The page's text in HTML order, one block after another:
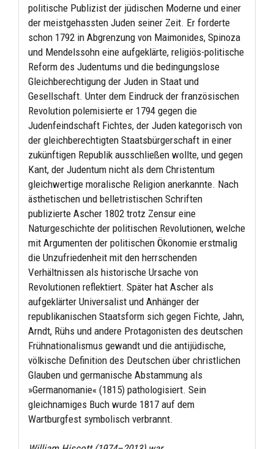
politische Publizist der jüdischen Moderne und einer
der meistgehassten Juden seiner Zeit. Er forderte
schon 1792 in Abgrenzung von Maimonides, Spinoza
und Mendelssohn eine aufgeklärte, religiös-politische
Reform des Judentums und die bedingungslose
Gleichberechtigung der Juden in Staat und
Gesellschaft. Unter dem Eindruck der französischen
Revolution polemisierte er 1794 gegen die
Judenfeindschaft Fichtes, der Juden kategorisch von
der gleichberechtigten Staatsbürgerschaft in einer
zukünftigen Republik ausschließen wollte, und gegen
Kant, der Judentum nicht als dem Christentum
gleichwertige moralische Religion anerkannte. Nach
ästhetischen und belletristischen Schriften
publizierte Ascher 1802 trotz Zensur eine
Naturgeschichte der politischen Revolutionen, welche
mit Argumenten der politischen Ökonomie erstmalig
die Unzufriedenheit mit den herrschenden
Verhältnissen als historische Ursache von
Revolutionen reflektiert. Später hat Ascher als
aufgeklärter Universalist und Anhänger der
republikanischen Staatsform sich gegen Fichte, Jahn,
Arndt, Rühs und andere Protagonisten des deutschen
Frühnationalismus gewandt und die antijüdische,
völkische Definition des Deutschen über christlichen
Glauben und germanische Abstammung als
»Germanomanie« (1815) pathologisiert. Sein
gleichnamiges Buch wurde 1817 auf dem
Wartburgfest symbolisch verbrannt.